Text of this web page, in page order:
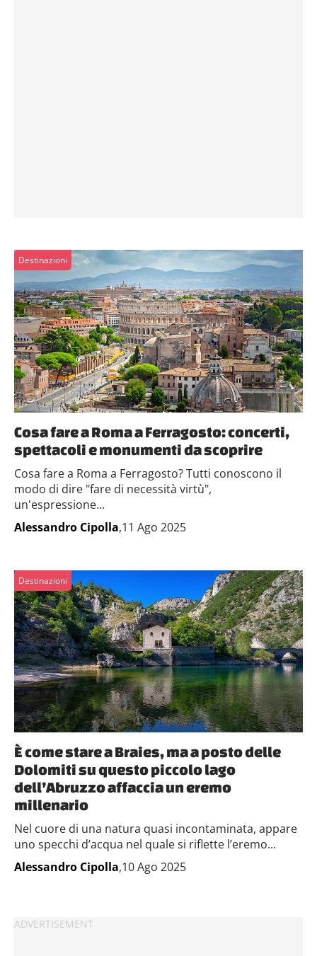
Destinazioni
Cosa fare a Roma a Ferragosto: concerti,
spettacoli e monumenti da scoprire
Cosa fare a Roma a Ferragosto? Tutti conoscono il
modo di dire "fare di necessità virtù",
un'espressione...
Alessandro Cipolla,11 Ago 2025
Destinazioni
È come stare a Braies, ma a posto delle
Dolomiti su questo piccolo lago
dell’Abruzzo affaccia un eremo
millenario
Nel cuore di una natura quasi incontaminata, appare
uno specchi d’acqua nel quale si riflette l’eremo...
Alessandro Cipolla,10 Ago 2025